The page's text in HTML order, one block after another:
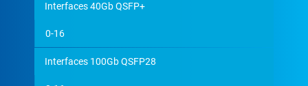
Interfaces 40Gb QSFP+
0-16
Interfaces 100Gb QSFP28